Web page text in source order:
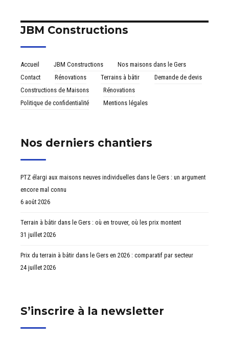
JBM Constructions
Accueil JBM Constructions
Nos maisons dans le Gers
Contact
Rénovations Terrains à bâtir
Demande de devis
Constructions de Maisons
Rénovations
Politique de confidentialité
Mentions légales
Nos derniers chantiers
PTZ élargi aux maisons neuves individuelles dans le Gers : un argument
encore mal connu
6 août 2026
Terrain à bâtir dans le Gers : où en trouver, où les prix montent
31 juillet 2026
Prix du terrain à bâtir dans le Gers en 2026 : comparatif par secteur
24 juillet 2026
S’inscrire à la newsletter